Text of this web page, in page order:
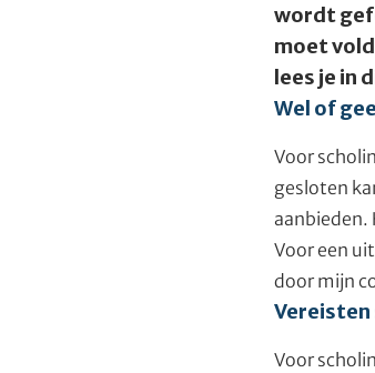
wordt
moet
lees je in
Wel of
Voor
gesloten
aanbieden.
Voor een
door mijn
Voor